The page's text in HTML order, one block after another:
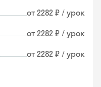
от 2282 ₽ / урок
от 2282 ₽ / урок
от 2282 ₽ / урок